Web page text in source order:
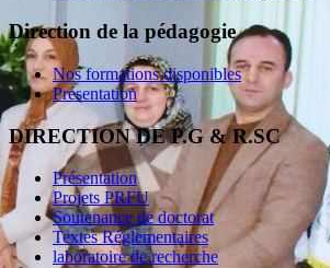
Direction de la pédagogie
Nos formations disponibles
Présentation
DIRECTION DE P.G & R.SC
Présentation
Projets PRFU
Soutenance de doctorat
Textes Réglementaires
laboratoire de recherche